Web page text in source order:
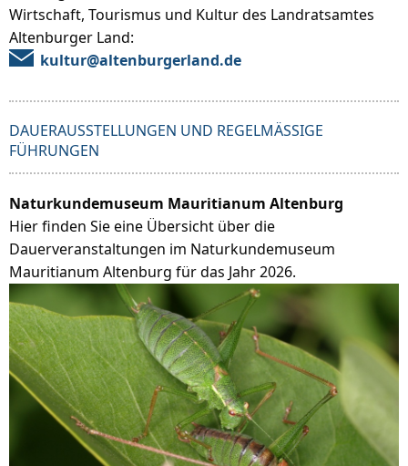
Wirtschaft, Tourismus und Kultur des Landratsamtes
Altenburger Land:
kultur@altenburgerland.de
DAUERAUSSTELLUNGEN UND REGELMÄSSIGE F
ÜHRUNGEN
Naturkundemuseum Mauritianum Altenburg
Hier finden Sie eine Übersicht über die
Dauerveranstaltungen im Naturkundemuseum
Mauritianum Altenburg für das Jahr 2026.